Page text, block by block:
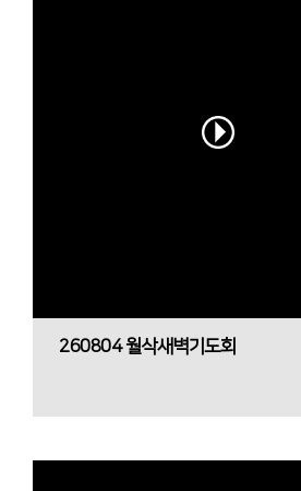
260804 월삭새벽기도회